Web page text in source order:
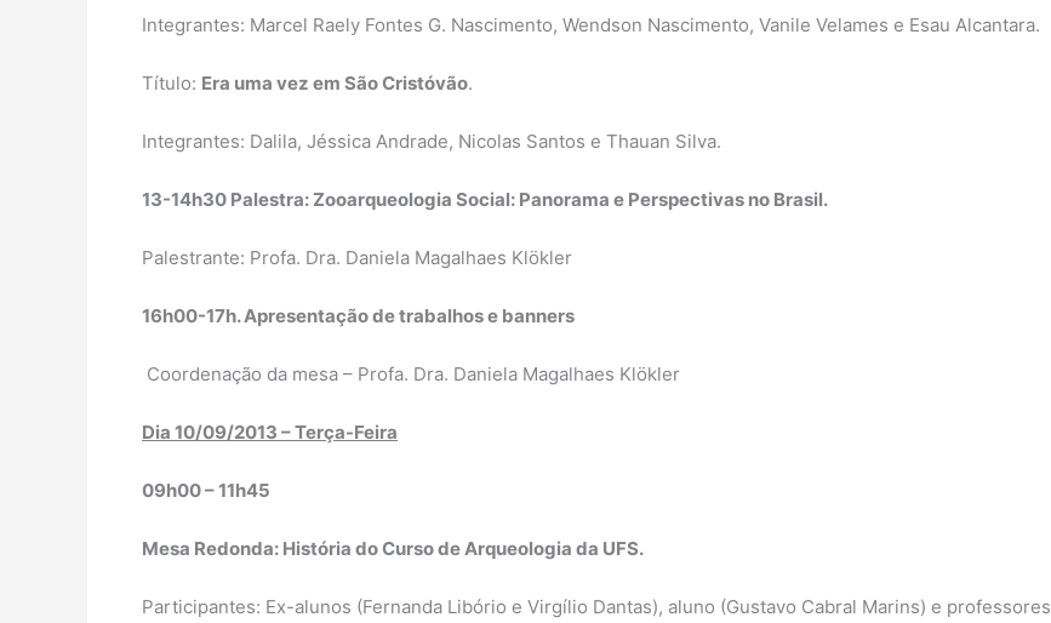
Integrantes: Marcel Raely Fontes G. Nascimento, Wendson Nascimento, Vanile Velames e Esau Alcantara.
Título: Era uma vez em São Cristóvão.
Integrantes: Dalila, Jéssica Andrade, Nicolas Santos e Thauan Silva.
13-14h30 Palestra: Zooarqueologia Social: Panorama e Perspectivas no Brasil.
Palestrante: Profa. Dra. Daniela Magalhaes Klökler
16h00-17h. Apresentação de trabalhos e banners
Coordenação da mesa – Profa. Dra. Daniela Magalhaes Klökler
Dia 10/09/2013 – Terça-Feira
09h00 – 11h45
Mesa Redonda: História do Curso de Arqueologia da UFS.
Participantes: Ex-alunos (Fernanda Libório e Virgílio Dantas), aluno (Gustavo Cabral Marins) e professores